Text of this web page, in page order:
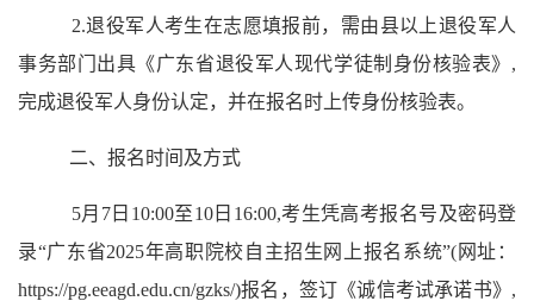
2.退役军人考生在志愿填报前，需由县以上退役军人
事务部门出具《广东省退役军人现代学徒制身份核验表》 ,
完成退役军人身份认定，并在报名时上传身份核验表。
二、报名 时间及方式
5月7日10:00至10日16:00,考生凭高考报名号及密码登
录“广东省2025年高职院校自主招生网上报名系统”(网址：
https://pg.eeagd.edu.cn/gzks/)报名，签订《诚信考试承诺书》,